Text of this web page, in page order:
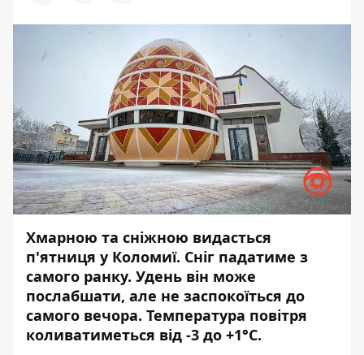
Хмарною та сніжною видасться
п'ятниця у Коломиї. Сніг падатиме з
самого ранку. Удень він може
послабшати, але не заспокоїться до
самого вечора. Температура повітря
коливатиметься від -3 до +1°С.